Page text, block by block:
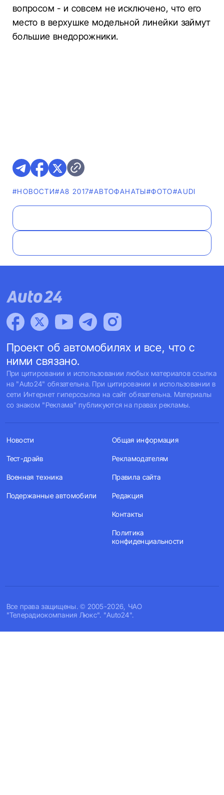
вопросом - и совсем не исключено, что его
место в верхушке модельной линейки займут
большие внедорожники.
#НОВОСТИ#A8 2017#AВТОФАНАТЫ#ФОТО#AUDI
Проект об автомобилях и все, что с
ними связано.
При цитировании и использовании любых материалов ссылка
на "Auto24" обязательна. При цитировании и использовании в
сети Интернет гиперссылка на сайт обязательна. Материалы
со знаком "Реклама" публикуются на правах рекламы.
Все права защищены. © 2005-2026, ЧАО
"Телерадиокомпания Люкс". "Auto24".
Новости
Тест-драйв
Военная техника
Подержанные автомобили
Общая информация
Рекламодателям
Правила сайта
Редакция
Контакты
Политика
конфиденциальности